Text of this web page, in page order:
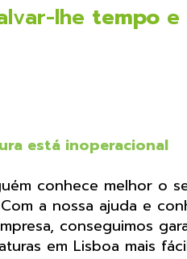
lhe tempo e
está inoperacional
conhece melhor o
a nossa ajuda e
conseguimos
em Lisboa mais